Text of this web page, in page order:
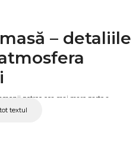
– detaliile
petrec cea mai mare parte a
pe aceste mese contribuie direct la
textul